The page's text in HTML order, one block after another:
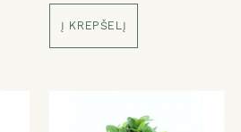
Į KREPŠELĮ